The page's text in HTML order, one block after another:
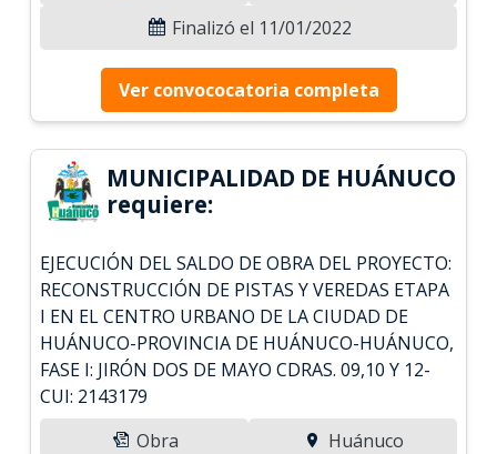
Finalizó el 11/01/2022
Ver convococatoria completa
MUNICIPALIDAD DE HUÁNUCO
requiere:
EJECUCIÓN DEL SALDO DE OBRA DEL PROYECTO:
RECONSTRUCCIÓN DE PISTAS Y VEREDAS ETAPA
I EN EL CENTRO URBANO DE LA CIUDAD DE
HUÁNUCO-PROVINCIA DE HUÁNUCO-HUÁNUCO,
FASE I: JIRÓN DOS DE MAYO CDRAS. 09,10 Y 12-
CUI: 2143179
Obra
Huánuco